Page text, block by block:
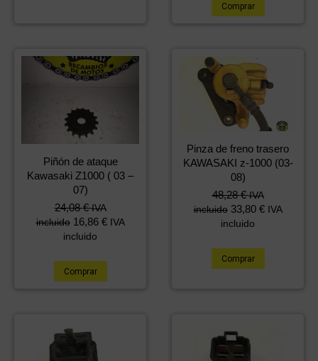
Comprar
Piñón de ataque
Kawasaki Z1000 ( 03 –
07)
24,08€ IVA
incluido 16,86 € IVA
incluido
Comprar
Pinza de freno trasero
KAWASAKI z-1000 (03-
08)
48,28€ IVA
incluido 33,80 € IVA
incluido
Comprar